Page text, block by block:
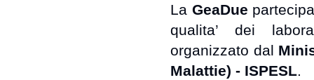
La GeaDue
qualita’ dei
organizzato dal
Malattie) - ISPESL.